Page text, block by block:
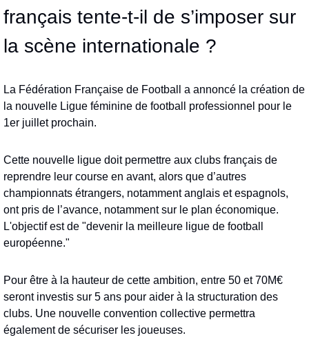
français tente-t-il de s’imposer sur
la scène internationale ?
La Fédération Française de Football a annoncé la création de
la nouvelle Ligue féminine de football professionnel pour le
1er juillet prochain.
Cette nouvelle ligue doit permettre aux clubs français de
reprendre leur course en avant, alors que d’autres
championnats étrangers, notamment anglais et espagnols,
ont pris de l’avance, notamment sur le plan économique.
L'objectif est de "devenir la meilleure ligue de football
européenne."
Pour être à la hauteur de cette ambition, entre 50 et 70M€
seront investis sur 5 ans pour aider à la structuration des
clubs. Une nouvelle convention collective permettra
également de sécuriser les joueuses.